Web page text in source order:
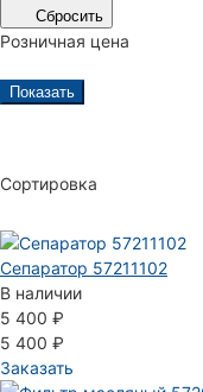
Сбросить
Розничная цена
Показать
Сортировка
Сепаратор 57211102
В наличии
5 400 ₽
5 400 ₽
Заказать